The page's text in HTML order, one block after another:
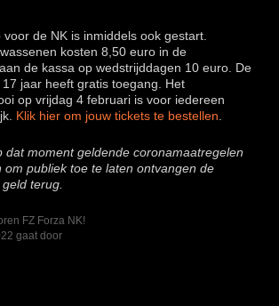
de NK is inmiddels ook gestart.
kosten 8,50 euro in de
de kassa op wedstrijddagen 10 euro. De
jaar heeft gratis toegang. Het
op vrijdag 4 februari is voor iedereen
Klik hier om jouw tickets te bestellen
dat moment geldende coronamaatregelen
om publiek toe te laten ontvangen de
terug.
FZ Forza NK!
gaat door